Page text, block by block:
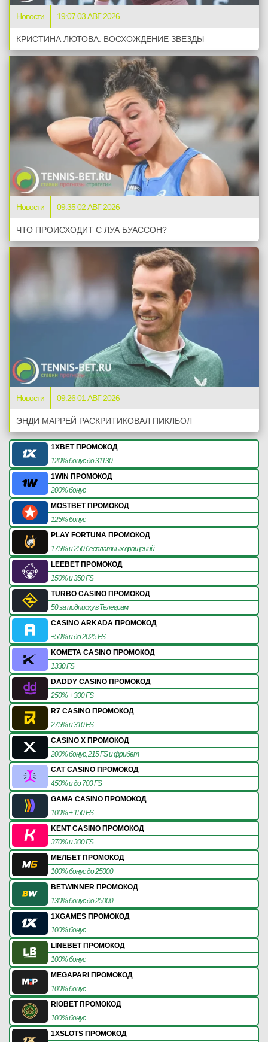
Новости 19:07 03 АВГ 2026
КРИСТИНА ЛЮТОВА: ВОСХОЖДЕНИЕ ЗВЕЗДЫ
Новости 09:35 02 АВГ 2026
ЧТО ПРОИСХОДИТ С ЛУА БУАССОН?
Новости 09:26 01 АВГ 2026
ЭНДИ МАРРЕЙ РАСКРИТИКОВАЛ ПИКЛБОЛ
1XBET ПРОМОКОД
120% бонус до 31130
1WIN ПРОМОКОД
200% бонус
MOSTBET ПРОМОКОД
125% бонус
PLAY FORTUNA ПРОМОКОД
175% и 250 бесплатных вращений
LEEBET ПРОМОКОД
150% и 350 FS
TURBO CASINO ПРОМОКОД
50 за подписку в Телеграм
CASINO ARKADA ПРОМОКОД
+50% и до 2025 FS
KOMETA CASINO ПРОМОКОД
1330 FS
DADDY CASINO ПРОМОКОД
250% + 300 FS
R7 CASINO ПРОМОКОД
275% и 310 FS
CASINO X ПРОМОКОД
200% бонус, 215 FS и фрибет
CAT CASINO ПРОМОКОД
450% и до 700 FS
GAMA CASINO ПРОМОКОД
100% + 150 FS
KENT CASINO ПРОМОКОД
370% и 300 FS
МЕЛБЕТ ПРОМОКОД
100% бонус до 25000
BETWINNER ПРОМОКОД
130% бонус до 25000
1XGAMES ПРОМОКОД
100% бонус
LINEBET ПРОМОКОД
100% бонус
MEGAPARI ПРОМОКОД
100% бонус
RIOBET ПРОМОКОД
100% бонус
1XSLOTS ПРОМОКОД